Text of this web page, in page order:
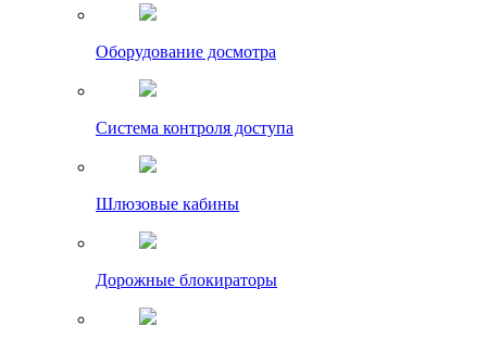
Оборудование досмотра
Система контроля доступа
Шлюзовые кабины
Дорожные блокираторы